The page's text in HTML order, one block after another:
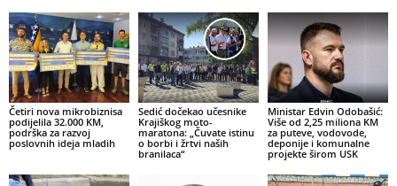
Četiri nova mikrobiznisa
podijelila 32.000 KM,
podrška za razvoj
poslovnih ideja mladih
Sedić dočekao učesnike
Krajiškog moto-
maratona: „Čuvate istinu
o borbi i žrtvi naših
branilaca“
Ministar Edvin Odobašić:
Više od 2,25 miliona KM
za puteve, vodovode,
deponije i komunalne
projekte širom USK